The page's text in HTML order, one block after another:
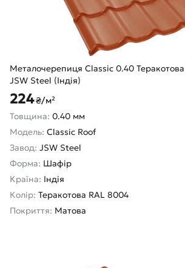
Металочерепиця Classic 0.40
JSW Steel (Індія)
224₴/м²
Товщина: 0.40 мм
Модель: Classic Roof
Завод: JSW Steel
Форма: Шафір
Країна: Індія
Колір: Теракотова RAL 8004
Покриття: Матова